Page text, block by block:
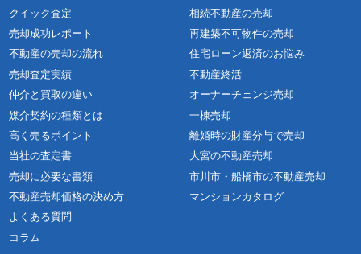
クイック査定
売却成功レポート
不動産の売却の流れ
売却査定実績
仲介と買取の違い
媒介契約の種類とは
高く売るポイント
当社の査定書
売却に必要な書類
不動産売却価格の決め方
よくある質問
コラム
相続不動産の売却
再建築不可物件の売却
住宅ローン返済のお悩み
不動産終活
オーナーチェンジ売却
一棟売却
離婚時の財産分与で売却
大宮の不動産売却
市川市・船橋市の不動産売却
マンションカタログ